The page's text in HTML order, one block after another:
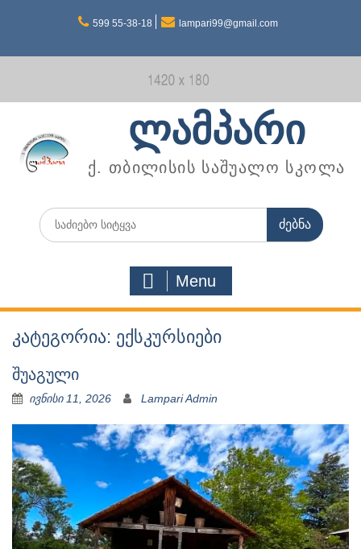
599 55-38-18 lampari99@gmail.com
ლამპარი
ქ. თბილისის საშუალო სკოლა
Search
for:
Menu
კატეგორია: ექსკურსიები
შუაგული
ივნისი 11, 2026 Lampari Admin